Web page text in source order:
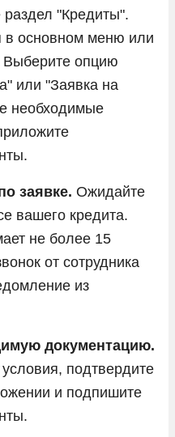
"Кредиты".
в основном меню или
Выберите опцию
или "Заявка на
необходимые
заявке. Ожидайте
вашего кредита.
не более 15
от сотрудника
из
документацию.
подтвердите
и подпишите